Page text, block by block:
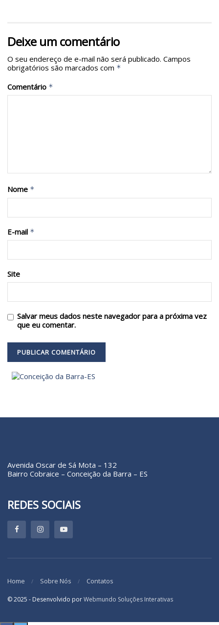
Deixe um comentário
O seu endereço de e-mail não será publicado. Campos
obrigatórios são marcados com *
Comentário *
Nome *
E-mail *
Site
Salvar meus dados neste navegador para a próxima vez
que eu comentar.
Avenida Oscar de Sá Mota – 132
Bairro Cobraice – Conceição da Barra – ES
REDES SOCIAIS
Home Sobre Nós Contatos
© 2025 - Desenvolvido porWebmundo Soluções Interativas